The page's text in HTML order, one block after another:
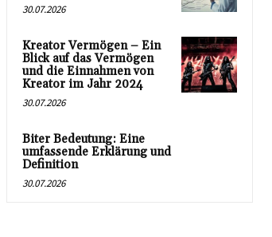
30.07.2026
Kreator Vermögen – Ein
Blick auf das Vermögen
und die Einnahmen von
Kreator im Jahr 2024
30.07.2026
Biter Bedeutung: Eine
umfassende Erklärung und
Definition
30.07.2026